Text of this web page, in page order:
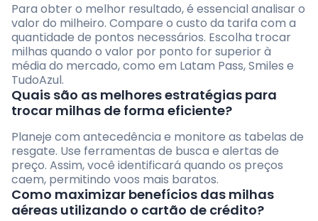
Para obter o melhor resultado, é essencial analisar o
valor do milheiro. Compare o custo da tarifa com a
quantidade de pontos necessários. Escolha trocar
milhas quando o valor por ponto for superior à
média do mercado, como em Latam Pass, Smiles e
TudoAzul.
Quais são as melhores estratégias para
trocar milhas de forma eficiente?
Planeje com antecedência e monitore as tabelas de
resgate. Use ferramentas de busca e alertas de
preço. Assim, você identificará quando os preços
caem, permitindo voos mais baratos.
Como maximizar benefícios das milhas
aéreas utilizando o cartão de crédito?